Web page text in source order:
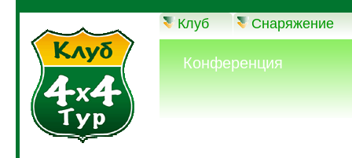
Клуб Снаряжение
Конференция